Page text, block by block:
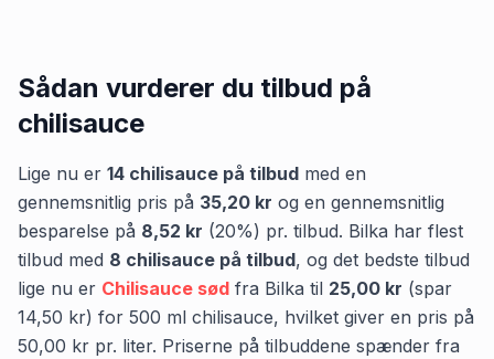
Sådan vurderer du tilbud på
chilisauce
Lige nu er 14 chilisauce på tilbud med en
gennemsnitlig pris på 35,20 kr og en gennemsnitlig
besparelse på 8,52 kr (20%) pr. tilbud. Bilka har flest
tilbud med 8 chilisauce på tilbud, og det bedste tilbud
lige nu er Chilisauce sød fra Bilka til 25,00 kr (spar
14,50 kr) for 500 ml chilisauce, hvilket giver en pris på
50,00 kr pr. liter. Priserne på tilbuddene spænder fra